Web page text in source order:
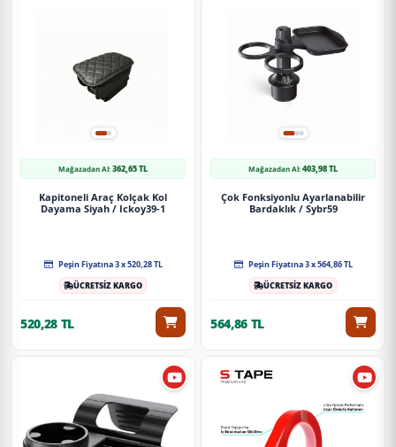
Mağazadan Al:362,65 TL
Kapitoneli Araç Kolçak Kol
Dayama Siyah / Ickoy39-1
Peşin Fiyatına 3 x 520,28 TL
ÜCRETSİZ KARGO
520,28 TL
Mağazadan Al:403,98 TL
Çok Fonksiyonlu Ayarlanabilir
Bardaklık / Sybr59
Peşin Fiyatına 3 x 564,86 TL
ÜCRETSİZ KARGO
564,86 TL